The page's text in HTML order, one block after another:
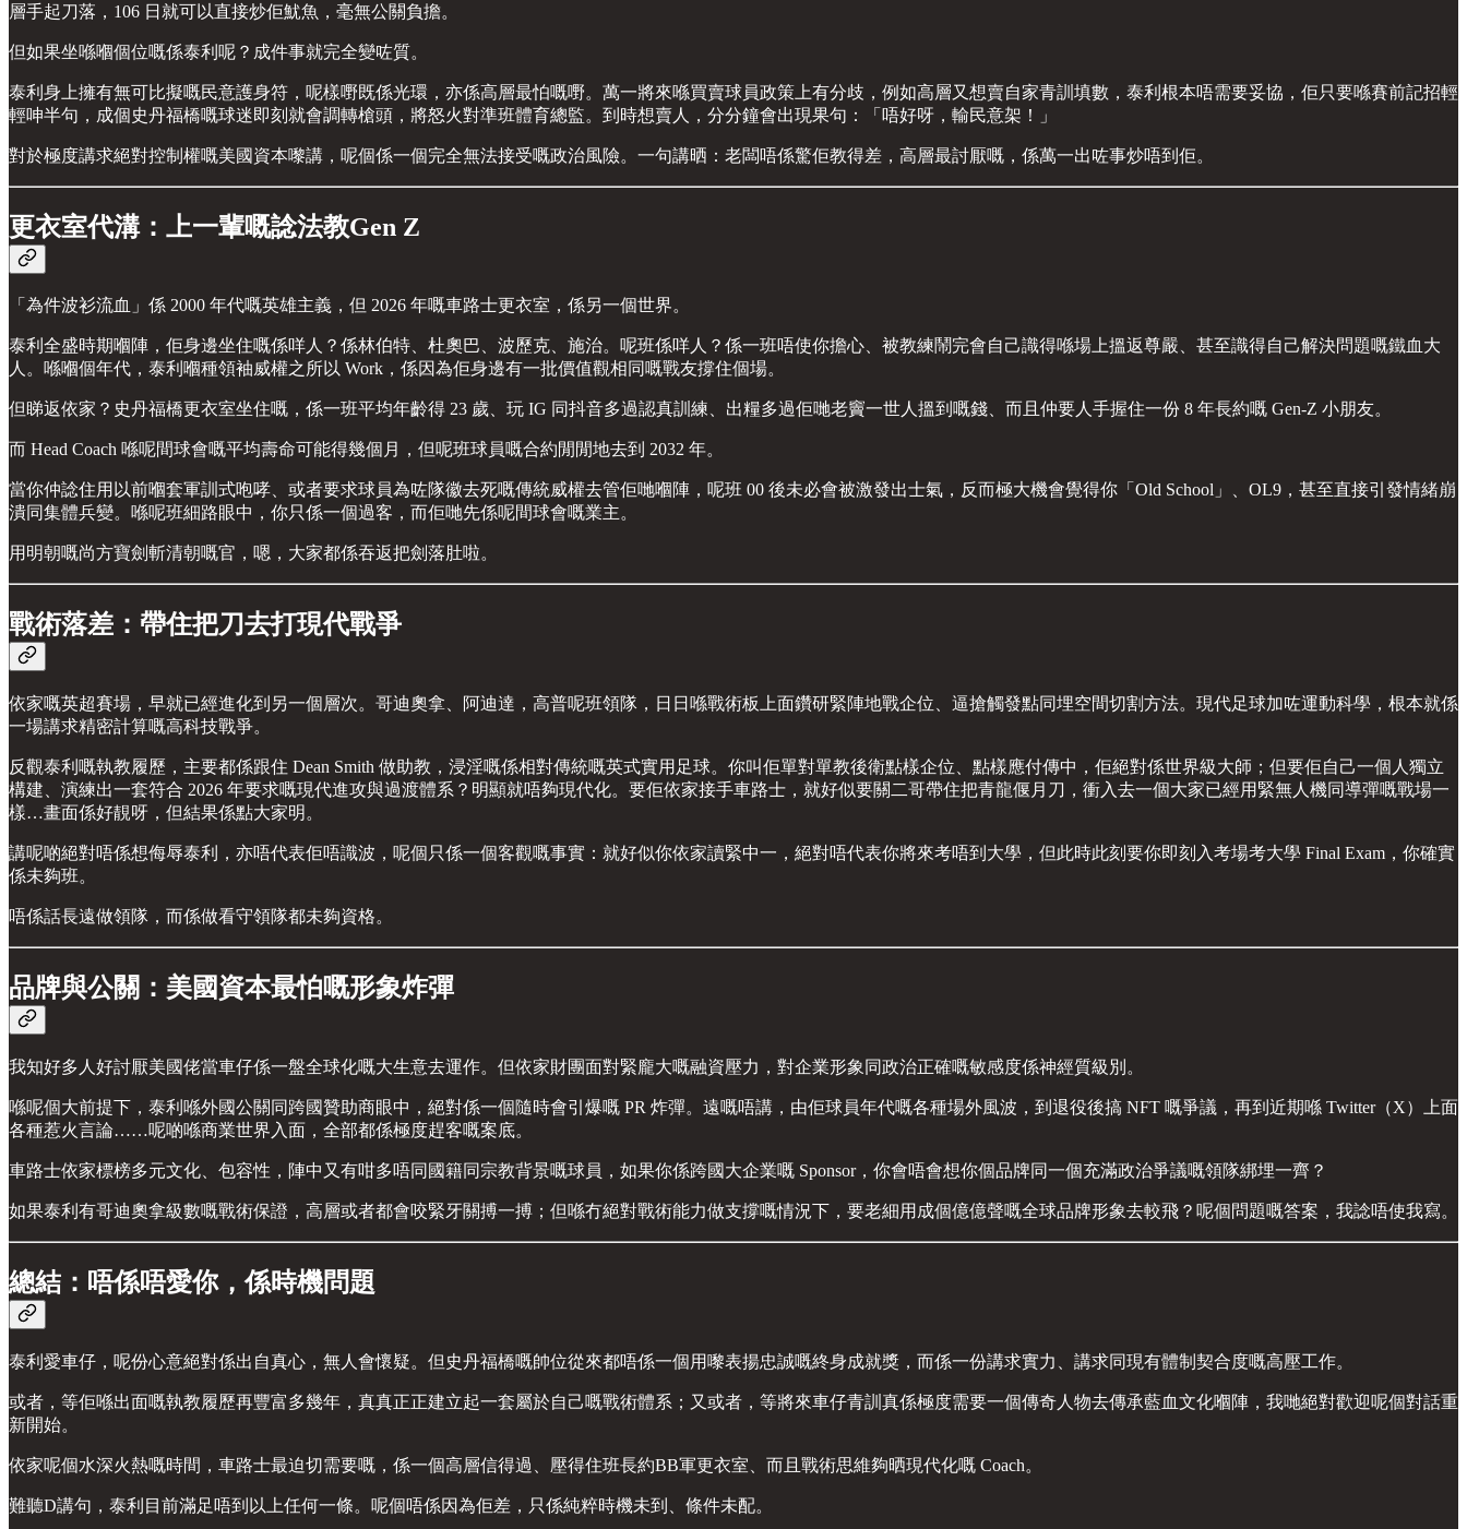
層手起刀落，106 日就可以直接炒佢魷魚，毫無公關負擔。
但如果坐喺嗰個位嘅係泰利呢？成件事就完全變咗質。
泰利身上擁有無可比擬嘅民意護身符，呢樣嘢既係光環，亦係高層最怕嘅嘢。萬一將來喺買賣球員政策上有分歧，例如高層又想賣自家青訓填數，泰利根本唔需要妥協，佢只要喺賽前記招輕
輕呻半句，成個史丹福橋嘅球迷即刻就會調轉槍頭，將怒火對準班體育總監。到時想賣人，分分鐘會出現果句：「唔好呀，輸民意架！」
對於極度講求絕對控制權嘅美國資本嚟講，呢個係一個完全無法接受嘅政治風險。一句講晒：老闆唔係驚佢教得差，高層最討厭嘅，係萬一出咗事炒唔到佢。
更衣室代溝：上一輩嘅諗法教Gen Z
「為件波衫流血」係 2000 年代嘅英雄主義，但 2026 年嘅車路士更衣室，係另一個世界。
泰利全盛時期嗰陣，佢身邊坐住嘅係咩人？係林伯特、杜奧巴、波歷克、施治。呢班係咩人？係一班唔使你擔心、被教練鬧完會自己識得喺場上搵返尊嚴、甚至識得自己解決問題嘅鐵血大
人。喺嗰個年代，泰利嗰種領袖威權之所以 Work，係因為佢身邊有一批價值觀相同嘅戰友撐住個場。
但睇返依家？史丹福橋更衣室坐住嘅，係一班平均年齡得 23 歲、玩 IG 同抖音多過認真訓練、出糧多過佢哋老竇一世人搵到嘅錢、而且仲要人手握住一份 8 年長約嘅 Gen-Z 小朋友。
而 Head Coach 喺呢間球會嘅平均壽命可能得幾個月，但呢班球員嘅合約閒閒地去到 2032 年。
當你仲諗住用以前嗰套軍訓式咆哮、或者要求球員為咗隊徽去死嘅傳統威權去管佢哋嗰陣，呢班 00 後未必會被激發出士氣，反而極大機會覺得你「Old School」、OL9，甚至直接引發情緒崩
潰同集體兵變。喺呢班細路眼中，你只係一個過客，而佢哋先係呢間球會嘅業主。
用明朝嘅尚方寶劍斬清朝嘅官，嗯，大家都係吞返把劍落肚啦。
戰術落差：帶住把刀去打現代戰爭
依家嘅英超賽場，早就已經進化到另一個層次。哥迪奧拿、阿迪達，高普呢班領隊，日日喺戰術板上面鑽研緊陣地戰企位、逼搶觸發點同埋空間切割方法。現代足球加咗運動科學，根本就係
一場講求精密計算嘅高科技戰爭。
反觀泰利嘅執教履歷，主要都係跟住 Dean Smith 做助教，浸淫嘅係相對傳統嘅英式實用足球。你叫佢單對單教後衛點樣企位、點樣應付傳中，佢絕對係世界級大師；但要佢自己一個人獨立
構建、演練出一套符合 2026 年要求嘅現代進攻與過渡體系？明顯就唔夠現代化。要佢依家接手車路士，就好似要關二哥帶住把青龍偃月刀，衝入去一個大家已經用緊無人機同導彈嘅戰場一
樣…畫面係好靚呀，但結果係點大家明。
講呢啲絕對唔係想侮辱泰利，亦唔代表佢唔識波，呢個只係一個客觀嘅事實：就好似你依家讀緊中一，絕對唔代表你將來考唔到大學，但此時此刻要你即刻入考場考大學 Final Exam，你確實
係未夠班。
唔係話長遠做領隊，而係做看守領隊都未夠資格。
品牌與公關：美國資本最怕嘅形象炸彈
我知好多人好討厭美國佬當車仔係一盤全球化嘅大生意去運作。但依家財團面對緊龐大嘅融資壓力，對企業形象同政治正確嘅敏感度係神經質級別。
喺呢個大前提下，泰利喺外國公關同跨國贊助商眼中，絕對係一個隨時會引爆嘅 PR 炸彈。遠嘅唔講，由佢球員年代嘅各種場外風波，到退役後搞 NFT 嘅爭議，再到近期喺 Twitter（X）上面
各種惹火言論……呢啲喺商業世界入面，全部都係極度趕客嘅案底。
車路士依家標榜多元文化、包容性，陣中又有咁多唔同國籍同宗教背景嘅球員，如果你係跨國大企業嘅 Sponsor，你會唔會想你個品牌同一個充滿政治爭議嘅領隊綁埋一齊？
如果泰利有哥迪奧拿級數嘅戰術保證，高層或者都會咬緊牙關搏一搏；但喺冇絕對戰術能力做支撐嘅情況下，要老細用成個億億聲嘅全球品牌形象去較飛？呢個問題嘅答案，我諗唔使我寫。
總結：唔係唔愛你，係時機問題
泰利愛車仔，呢份心意絕對係出自真心，無人會懷疑。但史丹福橋嘅帥位從來都唔係一個用嚟表揚忠誠嘅終身成就獎，而係一份講求實力、講求同現有體制契合度嘅高壓工作。
或者，等佢喺出面嘅執教履歷再豐富多幾年，真真正正建立起一套屬於自己嘅戰術體系；又或者，等將來車仔青訓真係極度需要一個傳奇人物去傳承藍血文化嗰陣，我哋絕對歡迎呢個對話重
新開始。
依家呢個水深火熱嘅時間，車路士最迫切需要嘅，係一個高層信得過、壓得住班長約BB軍更衣室、而且戰術思維夠晒現代化嘅 Coach。
難聽D講句，泰利目前滿足唔到以上任何一條。呢個唔係因為佢差，只係純粹時機未到、條件未配。